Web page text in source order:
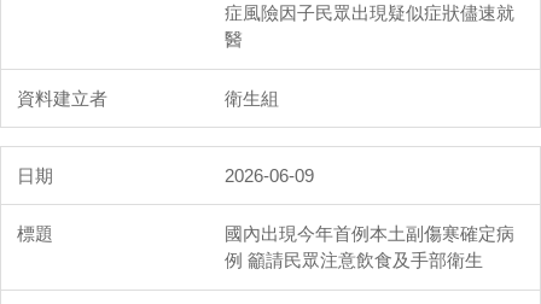
症風險因子民眾出現疑似症狀儘速就
醫
衛生組
2026-06-09
國內出現今年首例本土副傷寒確定病
例 籲請民眾注意飲食及手部衛生